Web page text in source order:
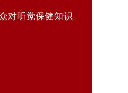
对听觉保健知识